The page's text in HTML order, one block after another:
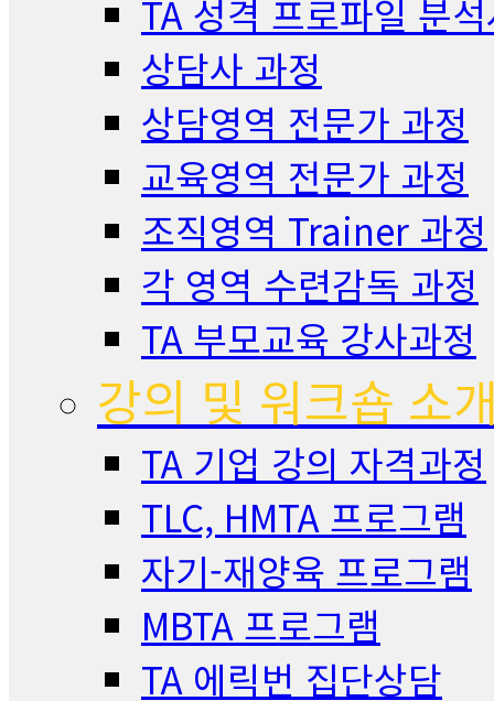
TA 성격 프로파일 분
상담사 과정
상담영역 전문가 과정
교육영역 전문가 과정
조직영역 Trainer 과정
각 영역 수련감독 과정
TA 부모교육 강사과정
강의 및 워크숍 소
TA 기업 강의 자격과정
TLC, HMTA 프로그램
자기-재양육 프로그램
MBTA 프로그램
TA 에릭번 집단상담